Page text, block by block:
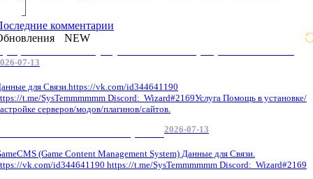
комментарии
NEW
07-13
для Связи.https://vk.com/id344641190
t.me/SysTemmmmmm Discord: Wizard#2169Услуга Помощь в установке/
серверов/модов/плагинов/сайтов.
2026-07-13
(Game Content Management System) Данные для Связи.
vk.com/id344641190 https://t.me/SysTemmmmmm Discord: Wizard#2169